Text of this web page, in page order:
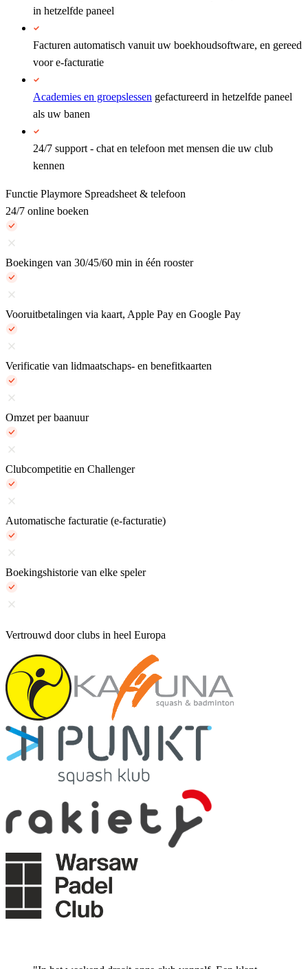
in hetzelfde paneel
Facturen automatisch vanuit uw boekhoudsoftware, en gereed
voor e-facturatie
Academies en groepslessen gefactureerd in hetzelfde paneel
als uw banen
24/7 support - chat en telefoon met mensen die uw club
kennen
Functie Playmore Spreadsheet & telefoon
24/7 online boeken
Boekingen van 30/45/60 min in één rooster
Vooruitbetalingen via kaart, Apple Pay en Google Pay
Verificatie van lidmaatschaps- en benefitkaarten
Omzet per baanuur
Clubcompetitie en Challenger
Automatische facturatie (e-facturatie)
Boekingshistorie van elke speler
Vertrouwd door clubs in heel Europa